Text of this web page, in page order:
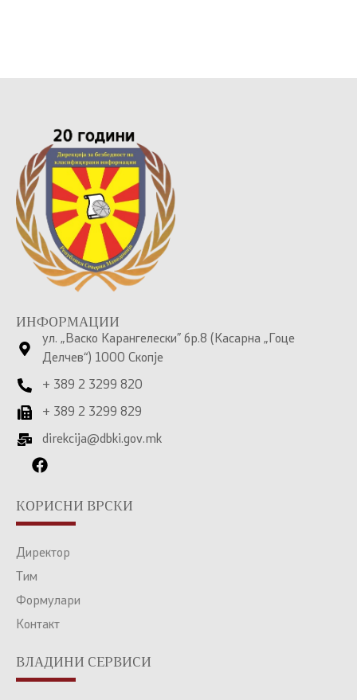
ИНФОРМАЦИИ
ул. „Васко Карангелески” бр.8 (Касарна „Гоце
Делчев“) 1000 Скопје
+ 389 2 3299 820
+ 389 2 3299 829
direkcija@dbki.gov.mk
КОРИСНИ ВРСКИ
Директор
Тим
Формулари
Контакт
ВЛАДИНИ СЕРВИСИ